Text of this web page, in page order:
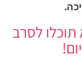
לסרב